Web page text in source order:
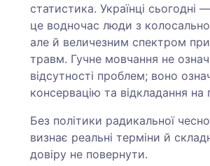
статистика. Українці сьогодні —
це водночас люди з
але й величезним спектром
травм. Гучне мовчання не
відсутності проблем; воно
консервацію та відкладання на
Без політики радикальної
визнає реальні терміни й
довіру не повернути.